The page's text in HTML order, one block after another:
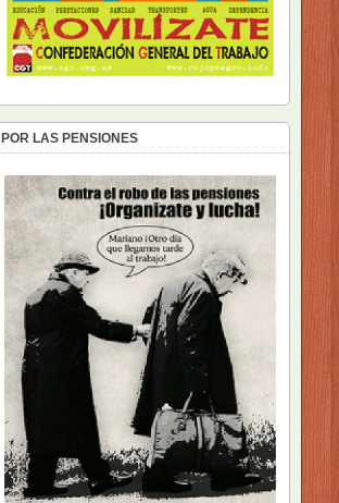
POR LAS PENSIONES